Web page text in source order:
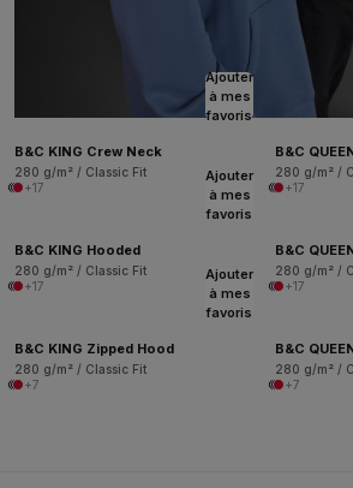
Ajouter
à mes
favoris
B&C KING Crew Neck
280 g/m² / Classic Fit
+17
B&C
280 g/m² /
+17
Ajouter
à mes
favoris
B&C KING Hooded
280 g/m² / Classic Fit
+17
B&C
280 g/m² /
+17
Ajouter
à mes
favoris
B&C KING Zipped Hood
280 g/m² / Classic Fit
+7
B&C
280 g/m² /
+7